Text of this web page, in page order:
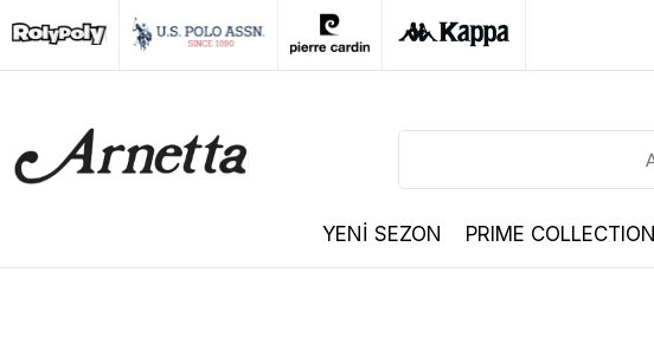
YENİ SEZON PRIME COLLECTION